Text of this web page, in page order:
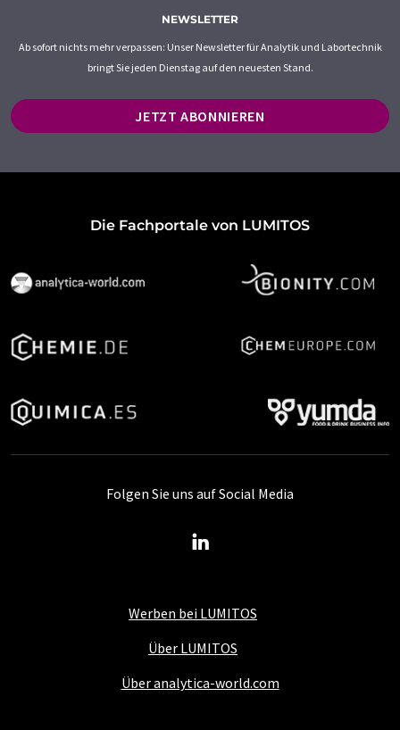
NEWSLETTER
Ab sofort nichts mehr verpassen: Unser Newsletter für Analytik und Labortechnik
bringt Sie jeden Dienstag auf den neuesten Stand.
JETZT ABONNIEREN
Die Fachportale von LUMITOS
Werben bei LUMITOS
Über LUMITOS
Über analytica-world.com
Folgen Sie uns auf Social Media